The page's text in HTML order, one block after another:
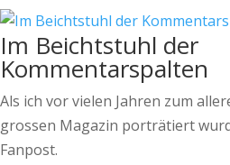
Im Beichtstuhl der
Kommentarspalten
Als ich vor vielen Jahren zum
grossen Magazin porträtiert
Fanpost.